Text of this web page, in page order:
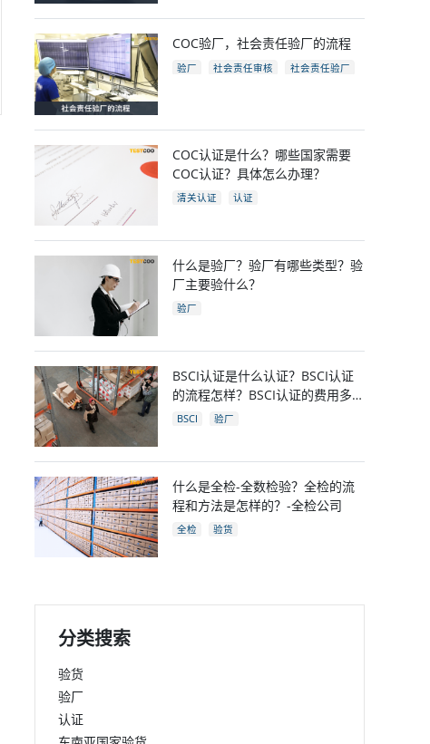
电商
跨境电商
COC验厂，社会责任验厂的流程
验厂 社会责任审核
社会责任验厂
COC认证是什么？哪些国家需要
COC认证？具体怎么办理？
清关认证 认证
什么是验厂？验厂有哪些类型？验
厂主要验什么？
验厂
BSCI认证是什么认证？BSCI认证
的流程怎样？BSCI认证的费用多
少？
BSCI 验厂
什么是全检-全数检验？全检的流
程和方法是怎样的？-全检公司
全检 验货
分类搜索
验货
验厂
认证